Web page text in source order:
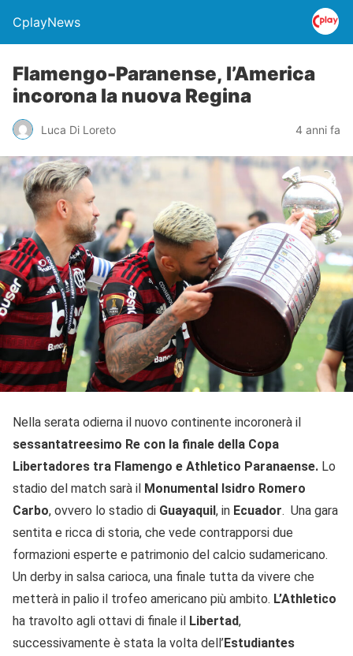
CplayNews
Flamengo-Paranense, l’America
incorona la nuova Regina
Luca Di Loreto 4 anni fa
Nella serata odierna il nuovo continente incoronerà il
sessantatreesimo Re con la finale della Copa
Libertadores tra Flamengo e Athletico Paranaense. Lo
stadio del match sarà il Monumental Isidro Romero
Carbo, ovvero lo stadio di Guayaquil, in Ecuador. Una gara
sentita e ricca di storia, che vede contrapporsi due
formazioni esperte e patrimonio del calcio sudamericano.
Un derby in salsa carioca, una finale tutta da vivere che
metterà in palio il trofeo americano più ambito. L’Athletico
ha travolto agli ottavi di finale il Libertad,
successivamente è stata la volta dell’Estudiantes